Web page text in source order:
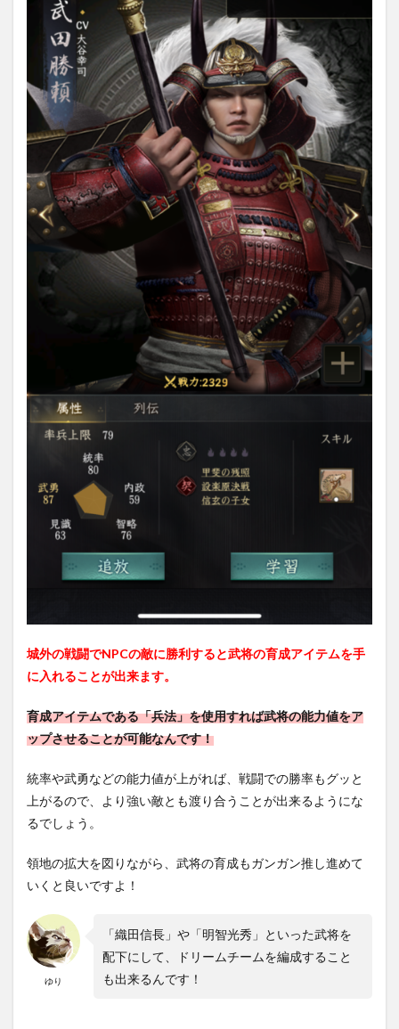
城外の戦闘でNPCの敵に勝利すると武将の育成アイテムを手
に入れることが出来ます。
育成アイテムである「兵法」を使用すれば武将の能力値をア
ップさせることが可能なんです！
統率や武勇などの能力値が上がれば、戦闘での勝率もグッと
上がるので、より強い敵とも渡り合うことが出来るようにな
るでしょう。
領地の拡大を図りながら、武将の育成もガンガン推し進めて
いくと良いですよ！
ゆり
「織田信長」や「明智光秀」といった武将を
配下にして、ドリームチームを編成すること
も出来るんです！